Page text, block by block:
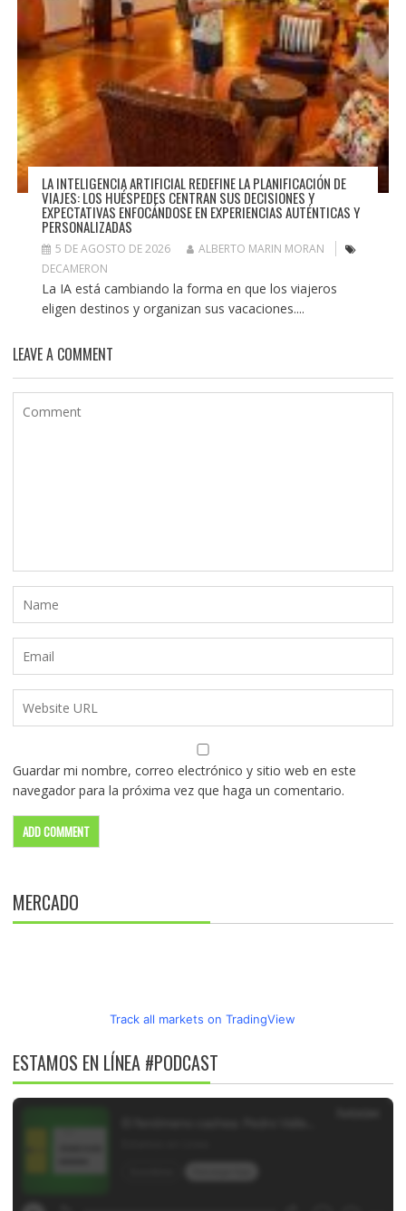
LA INTELIGENCIA ARTIFICIAL REDEFINE LA PLANIFICACIÓN DE
VIAJES: LOS HUÉSPEDES CENTRAN SUS DECISIONES Y
EXPECTATIVAS ENFOCÁNDOSE EN EXPERIENCIAS AUTÉNTICAS Y
PERSONALIZADAS
5 DE AGOSTO DE 2026
ALBERTO MARIN MORAN
DECAMERON
La IA está cambiando la forma en que los viajeros
eligen destinos y organizan sus vacaciones....
LEAVE A COMMENT
Guardar mi nombre, correo electrónico y sitio web en este
navegador para la próxima vez que haga un comentario.
MERCADO
Track all markets on TradingView
ESTAMOS EN LÍNEA #PODCAST